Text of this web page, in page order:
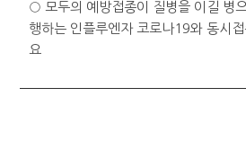
○ 모두의 예방접종이 질병을 이길 병
행하는 인플루엔자 코로나19와 동시접
요